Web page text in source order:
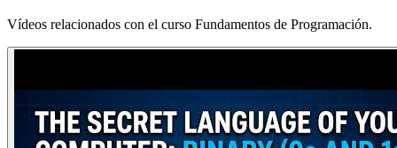
Vídeos relacionados con el curso Fundamentos de Programación.